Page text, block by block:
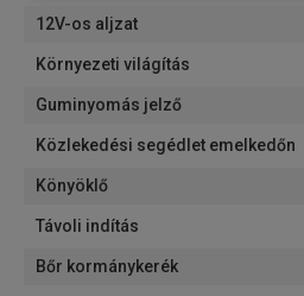
12V-os aljzat
Környezeti világítás
Guminyomás jelző
Közlekedési segédlet emelkedőn
Könyöklő
Távoli indítás
Bőr kormánykerék